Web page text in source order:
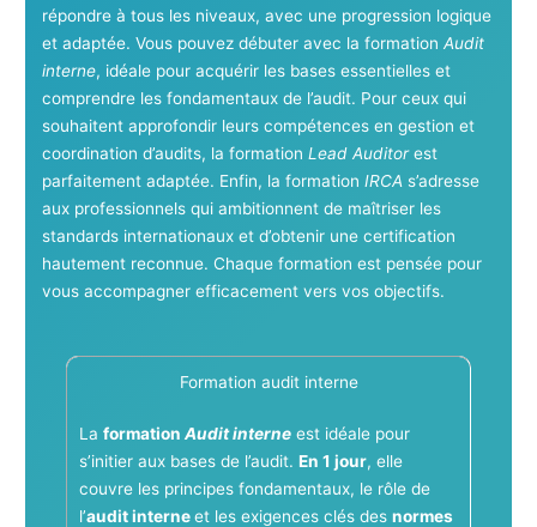
répondre à tous les niveaux, avec une progression logique
et adaptée. Vous pouvez débuter avec la formation Audit
interne, idéale pour acquérir les bases essentielles et
comprendre les fondamentaux de l’audit. Pour ceux qui
souhaitent approfondir leurs compétences en gestion et
coordination d’audits, la formation Lead Auditorest
parfaitement adaptée. Enfin, la formation IRCA s’adresse
aux professionnels qui ambitionnent de maîtriser les
standards internationaux et d’obtenir une certification
hautement reconnue. Chaque formation est pensée pour
vous accompagner efficacement vers vos objectifs.
Formation audit interne
La formation Audit interneest idéale pour
s’initier aux bases de l’audit. En 1 jour, elle
couvre les principes fondamentaux, le rôle de
l’audit interneet les exigences clés des normes